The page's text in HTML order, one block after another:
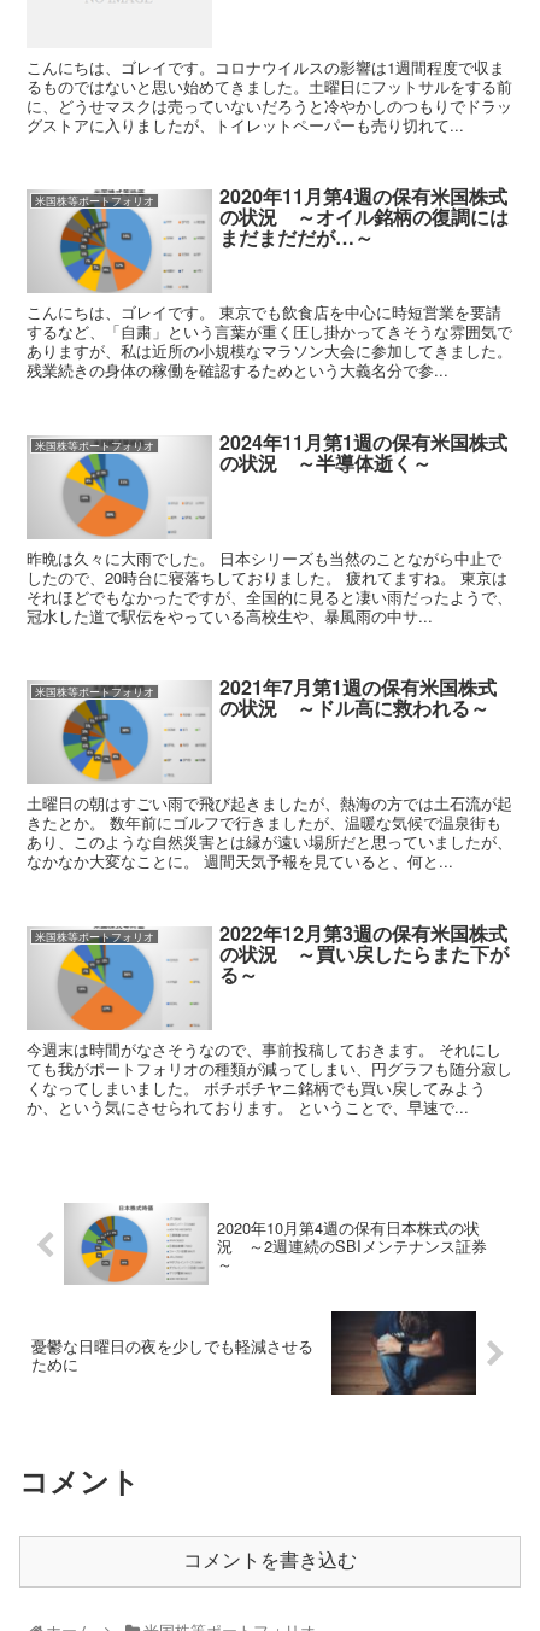
こんにちは、ゴレイです。コロナウイルスの影響は1週間程度で収ま
るものではないと思い始めてきました。土曜日にフットサルをする前
に、どうせマスクは売っていないだろうと冷やかしのつもりでドラッ
グストアに入りましたが、トイレットペーパーも売り切れて...
米国株等ポートフォリオ 2020年11月第4週の保有米国株式
の状況 ～オイル銘柄の復調には
まだまだだが…～
こんにちは、ゴレイです。 東京でも飲食店を中心に時短営業を要請
するなど、「自粛」という言葉が重く圧し掛かってきそうな雰囲気で
ありますが、私は近所の小規模なマラソン大会に参加してきました。
残業続きの身体の稼働を確認するためという大義名分で参...
米国株等ポートフォリオ 2024年11月第1週の保有米国株式
の状況 ～半導体逝く～
昨晩は久々に大雨でした。 日本シリーズも当然のことながら中止で
したので、20時台に寝落ちしておりました。 疲れてますね。 東京は
それほどでもなかったですが、全国的に見ると凄い雨だったようで、
冠水した道で駅伝をやっている高校生や、暴風雨の中サ...
米国株等ポートフォリオ 2021年7月第1週の保有米国株式
の状況 ～ドル高に救われる～
土曜日の朝はすごい雨で飛び起きましたが、熱海の方では土石流が起
きたとか。 数年前にゴルフで行きましたが、温暖な気候で温泉街も
あり、このような自然災害とは縁が遠い場所だと思っていましたが、
なかなか大変なことに。 週間天気予報を見ていると、何と...
米国株等ポートフォリオ 2022年12月第3週の保有米国株式
の状況 ～買い戻したらまた下が
る～
今週末は時間がなさそうなので、事前投稿しておきます。 それにし
ても我がポートフォリオの種類が減ってしまい、円グラフも随分寂し
くなってしまいました。 ボチボチヤニ銘柄でも買い戻してみよう
か、という気にさせられております。 ということで、早速で...
2020年10月第4週の保有日本株式の状
況 ～2週連続のSBIメンテナンス証券
～
憂鬱な日曜日の夜を少しでも軽減させる
ために
コメント
コメントを書き込む